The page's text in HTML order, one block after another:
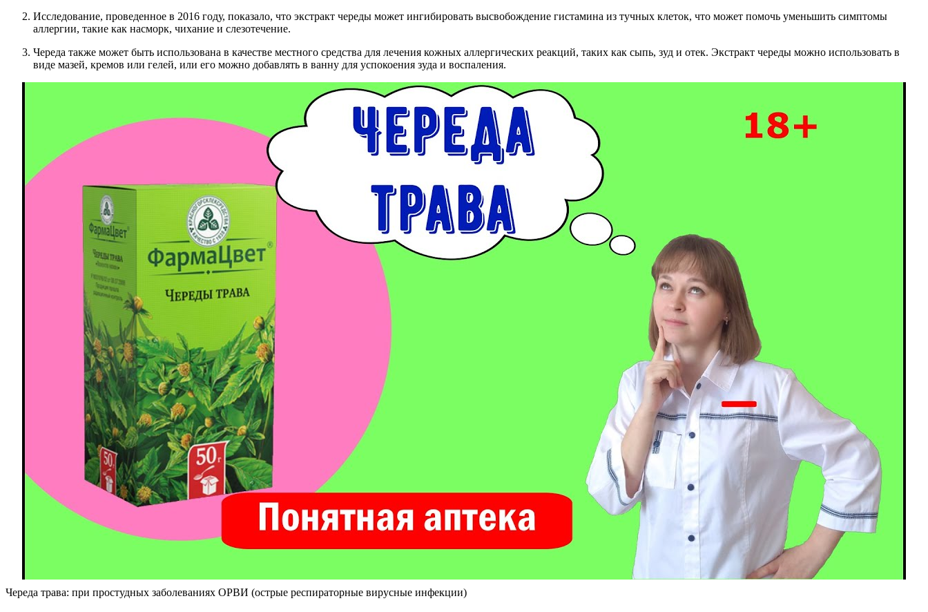
Исследование, проведенное в 2016 году, показало, что экстракт череды может ингибировать высвобождение гистамина из тучных клеток, что может помочь уменьшить симптомы
аллергии, такие как насморк, чихание и слезотечение.
Череда также может быть использована в качестве местного средства для лечения кожных аллергических реакций, таких как сыпь, зуд и отек. Экстракт череды можно использовать в
виде мазей, кремов или гелей, или его можно добавлять в ванну для успокоения зуда и воспаления.
Череда трава: при простудных заболеваниях ОРВИ (острые респираторные вирусные инфекции)